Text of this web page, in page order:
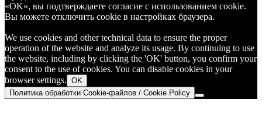
«OK», вы подтверждаете согласие с использованием cookie.
Вы можете отключить cookie в настройках браузера.
We use cookies and other technical data to ensure the proper
operation of the website and analyze its usage. By continuing to use
the website, including by clicking the 'OK' button, you confirm your
consent to the use of cookies. You can disable cookies in your
browser settings. OK
Политика обработки Cookie-файлов / Cookie Policy